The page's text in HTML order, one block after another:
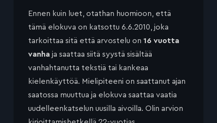
Ennen kuin luet, otathan huomioon, että
tämä elokuva on katsottu 6.6.2010, joka
tarkoittaa sitä että arvostelu on 16 vuotta
vanha ja saattaa siitä syystä sisältää
vanhahtanutta tekstiä tai kankeaa
kielenkäyttöä. Mielipiteeni on saattanut ajan
saatossa muuttua ja elokuva saattaa vaatia
uudelleenkatselun uusilla aivoilla. Olin arvion